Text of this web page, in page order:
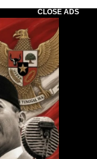
CLOSE ADS